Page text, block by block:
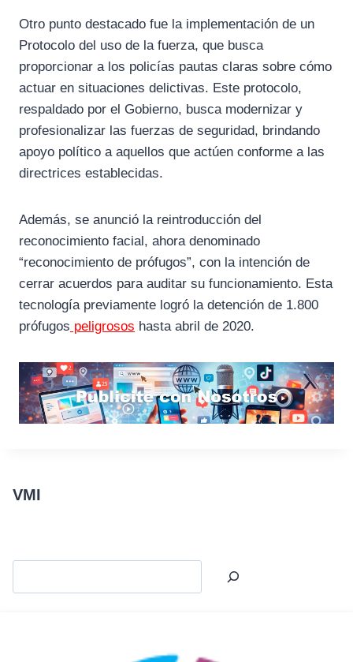
Otro punto destacado fue la implementación de un
Protocolo del uso de la fuerza, que busca
proporcionar a los policías pautas claras sobre cómo
actuar en situaciones delictivas. Este protocolo,
respaldado por el Gobierno, busca modernizar y
profesionalizar las fuerzas de seguridad, brindando
apoyo político a aquellos que actúen conforme a las
directrices establecidas.
Además, se anunció la reintroducción del
reconocimiento facial, ahora denominado
“reconocimiento de prófugos”, con la intención de
cerrar acuerdos para auditar su funcionamiento. Esta
tecnología previamente logró la detención de 1.800
prófugos peligrosos hasta abril de 2020.
VMI